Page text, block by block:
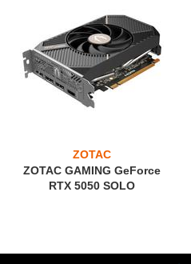
ZOTAC
ZOTAC GAMING GeForce
RTX 5050 SOLO